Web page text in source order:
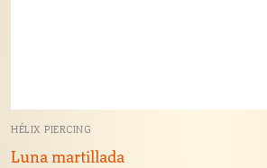
HÉLIX PIERCING
Luna martillada